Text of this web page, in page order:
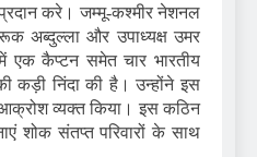
करे। जम्मू-कश्मीर नेशनल
अब्दुल्ला और उपाध्यक्ष उमर
एक कैप्टन समेत चार भारतीय
कड़ी निंदा की है। उन्होंने इस
व्यक्त किया। इस कठिन
शोक संतप्त परिवारों के साथ